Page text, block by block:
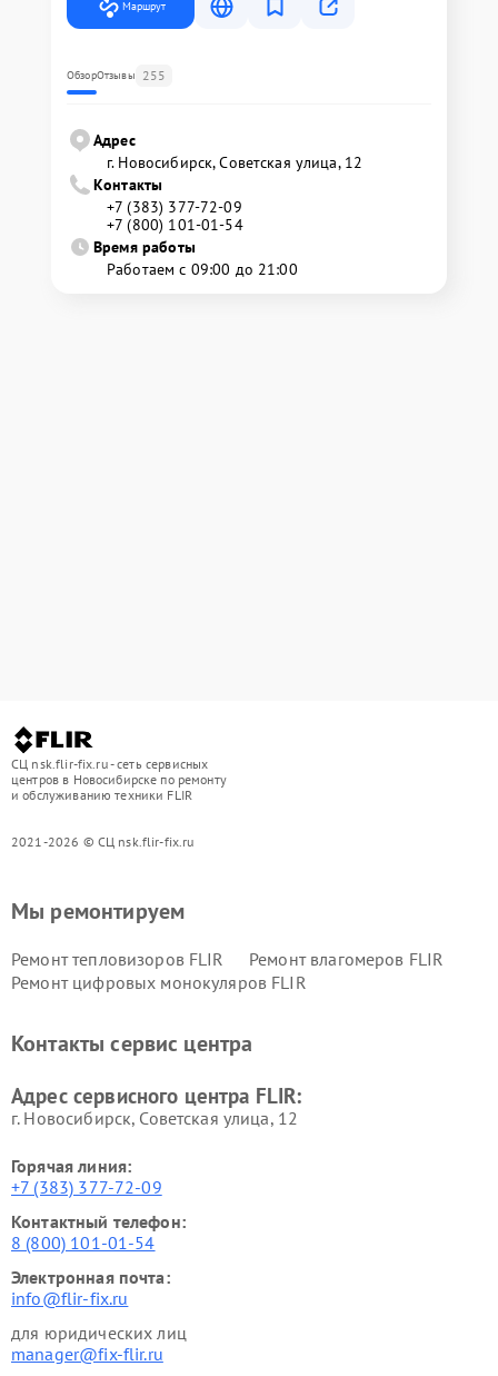
Маршрут
ОбзорОтзывы 255
Адрес
г. Новосибирск, Советская улица, 12
Контакты
+7 (383) 377-72-09
+7 (800) 101-01-54
Время работы
Работаем с 09:00 до 21:00
СЦ nsk.flir-fix.ru - сеть сервисных
центров в Новосибирске по ремонту
и обслуживанию техники FLIR
2021-2026 © СЦ nsk.flir-fix.ru
Мы ремонтируем
Ремонт тепловизоров FLIR
Ремонт влагомеров FLIR
Ремонт цифровых монокуляров FLIR
Контакты сервис центра
Адрес сервисного центра FLIR:
г. Новосибирск, Советская улица, 12
Горячая линия:
+7 (383) 377-72-09
Контактный телефон:
8 (800) 101-01-54
Электронная почта:
info@flir-fix.ru
для юридических лиц
manager@fix-flir.ru